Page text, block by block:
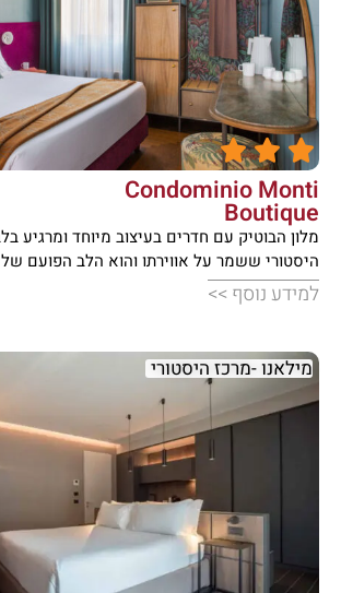





Condominio Monti
Boutique
מלון הבוטיק עם חדרים בעיצוב מיוחד ומרגיע
היסטורי ששמר על אווירתו והוא הלב הפועם
למידע נוסף >>
מילאנו -מרכז היסטורי